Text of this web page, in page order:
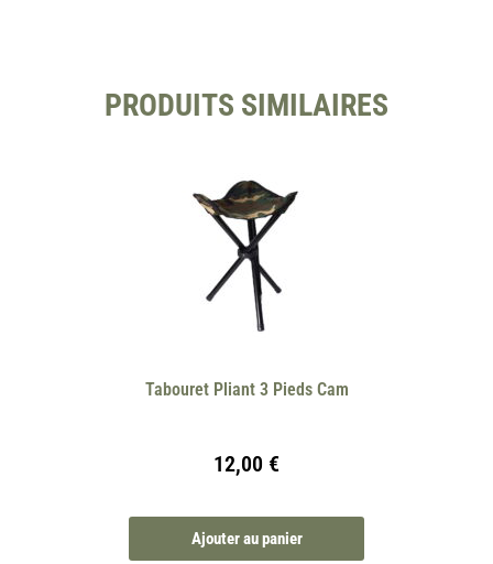
PRODUITS SIMILAIRES
Tabouret Pliant 3 Pieds Cam
12,00 €
Ajouter au panier